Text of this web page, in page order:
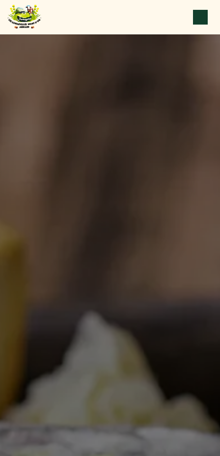
Panneau de gestion des cookies